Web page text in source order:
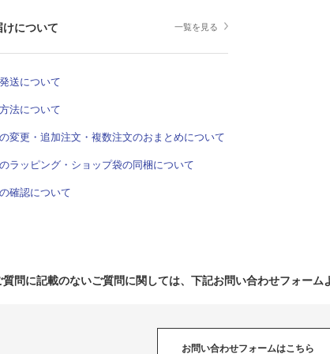
について 一覧を見る
送について
法について
変更・追加注文・複数注文のおまとめについて
ラッピング・ショップ袋の同梱について
確認について
質問に記載のないご質問に関しては、下記お問い合わせフォーム
お問い合わせフォームはこちら